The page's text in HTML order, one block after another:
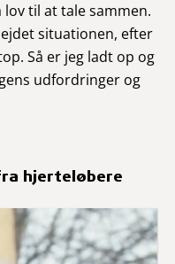
til at tale sammen.
situationen, efter
Så er jeg ladt op og
udfordringer og
hjerteløbere